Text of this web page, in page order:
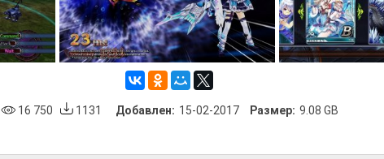
16 750 1131 Добавлен: 15-02-2017 Размер: 9.08 GB